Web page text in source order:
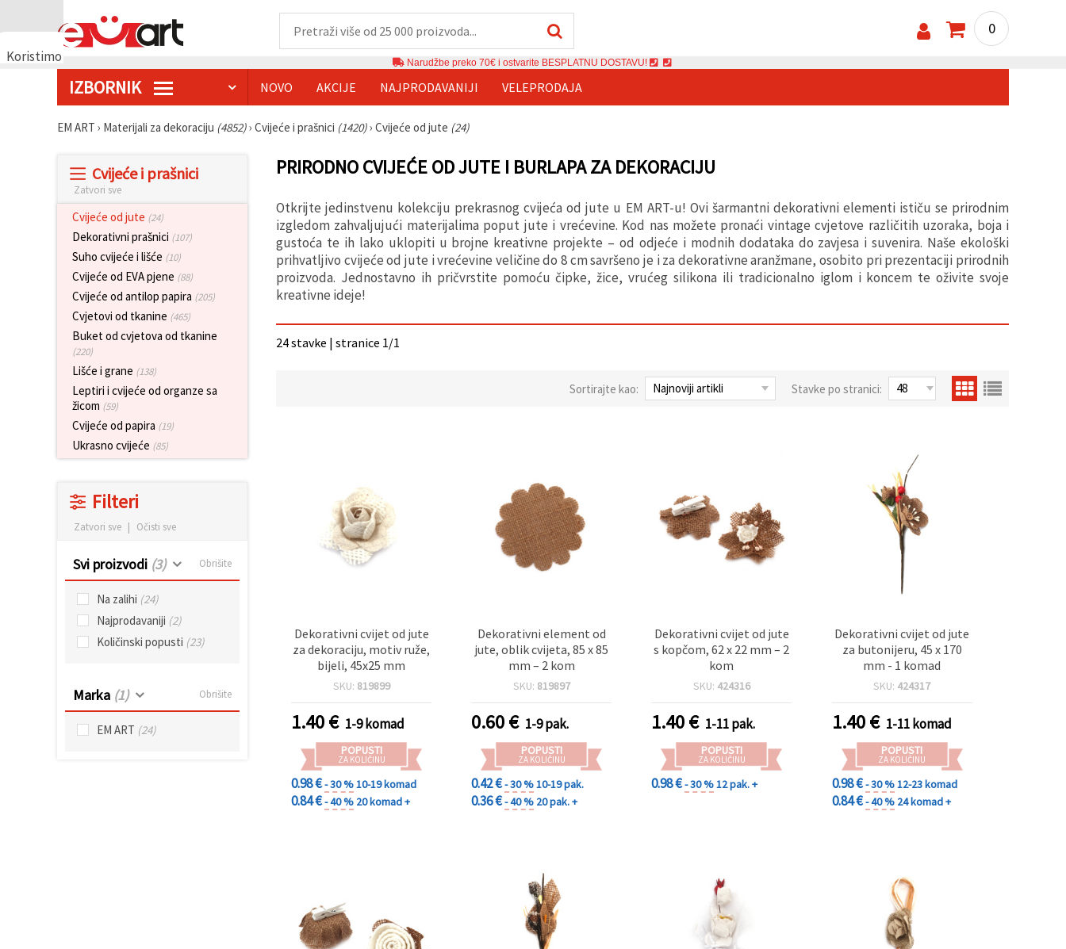
Koristimo
0
Narudžbe preko 70€ i ostvarite BESPLATNU DOSTAVU!
IZBORNIK NOVO AKCIJE NAJPRODAVANIJI VELEPRODAJA
EM ART › Materijali za dekoraciju (4852)› Cvijeće i prašnici (1420)› Cvijeće od jute (24)
Cvijeće i prašnici
Zatvori sve
Cvijeće od jute (24)
Dekorativni prašnici (107)
Suho cvijeće i lišće (10)
Cvijeće od EVA pjene (88)
Cvijeće od antilop papira (205)
Cvjetovi od tkanine (465)
Buket od cvjetova od tkanine
(220)
Lišće i grane (138)
Leptiri i cvijeće od organze sa
žicom (59)
Cvijeće od papira (19)
Ukrasno cvijeće (85)
Filteri
Zatvori sve | Očisti sve
Svi proizvodi (3) Obrišite
Na zalihi (24)
Najprodavaniji (2)
Količinski popusti (23)
Marka (1) Obrišite
EM ART (24)
PRIRODNO CVIJEĆE OD JUTE I BURLAPA ZA DEKORACIJU
Otkrijte jedinstvenu kolekciju prekrasnog cvijeća od jute u EM ART-u! Ovi šarmantni dekorativni elementi ističu se prirodnim
izgledom zahvaljujući materijalima poput jute i vrećevine. Kod nas možete pronaći vintage cvjetove različitih uzoraka, boja i
gustoća te ih lako uklopiti u brojne kreativne projekte – od odjeće i modnih dodataka do zavjesa i suvenira. Naše ekološki
prihvatljivo cvijeće od jute i vrećevine veličine do 8 cm savršeno je i za dekorativne aranžmane, osobito pri prezentaciji prirodnih
proizvoda. Jednostavno ih pričvrstite pomoću čipke, žice, vrućeg silikona ili tradicionalno iglom i koncem te oživite svoje
kreativne ideje!
24 stavke | stranice 1/1
Sortirajte kao: Stavke po stranici:
Dekorativni cvijet od jute
za dekoraciju, motiv ruže,
bijeli, 45x25 mm
SKU: 819899
1.40€ 1-9 komad
POPUSTI
ZA KOLIČINU
0.98 €- 30 %10-19 komad
0.84 €- 40 % 20 komad +
Dekorativni element od
jute, oblik cvijeta, 85 x 85
mm – 2 kom
SKU: 819897
0.60€ 1-9 pak.
POPUSTI
ZA KOLIČINU
0.42 €- 30 %10-19 pak.
0.36 €- 40 % 20 pak. +
Dekorativni cvijet od jute
s kopčom, 62 x 22 mm – 2
kom
SKU: 424316
1.40€ 1-11 pak.
POPUSTI
ZA KOLIČINU
0.98 €- 30 %12 pak. +
Dekorativni cvijet od jute
za butonijeru, 45 x 170
mm - 1 komad
SKU: 424317
1.40€ 1-11 komad
POPUSTI
ZA KOLIČINU
0.98 €- 30 %12-23 komad
0.84 €- 40 % 24 komad +